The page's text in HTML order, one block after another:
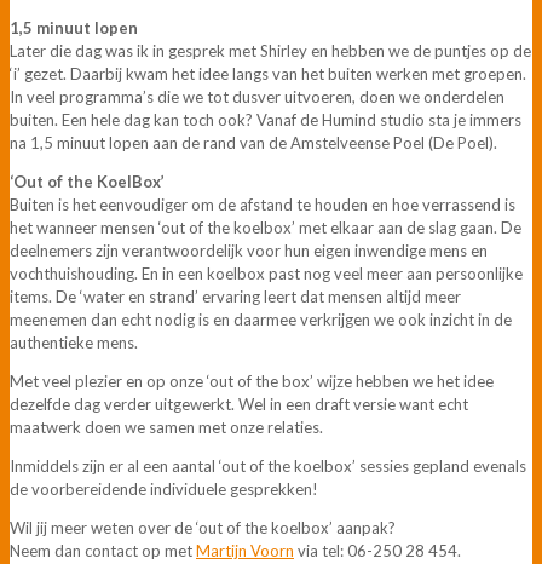
1,5 minuut lopen
Later die dag was ik in gesprek met Shirley en hebben we de puntjes op de
‘i’ gezet. Daarbij kwam het idee langs van het buiten werken met groepen.
In veel programma’s die we tot dusver uitvoeren, doen we onderdelen
buiten. Een hele dag kan toch ook? Vanaf de Humind studio sta je immers
na 1,5 minuut lopen aan de rand van de Amstelveense Poel (De Poel).
‘Out of the KoelBox’
Buiten is het eenvoudiger om de afstand te houden en hoe verrassend is
het wanneer mensen ‘out of the koelbox’ met elkaar aan de slag gaan. De
deelnemers zijn verantwoordelijk voor hun eigen inwendige mens en
vochthuishouding. En in een koelbox past nog veel meer aan persoonlijke
items. De ‘water en strand’ ervaring leert dat mensen altijd meer
meenemen dan echt nodig is en daarmee verkrijgen we ook inzicht in de
authentieke mens.
Met veel plezier en op onze ‘out of the box’ wijze hebben we het idee
dezelfde dag verder uitgewerkt. Wel in een draft versie want echt
maatwerk doen we samen met onze relaties.
Inmiddels zijn er al een aantal ‘out of the koelbox’ sessies gepland evenals
de voorbereidende individuele gesprekken!
Wil jij meer weten over de ‘out of the koelbox’ aanpak?
Neem dan contact op metMartijn Voorn via tel: 06-250 28 454.